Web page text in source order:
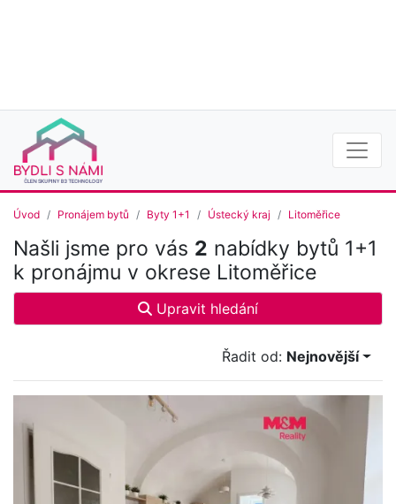
Úvod Pronájem bytů Byty 1+1 Ústecký kraj Litoměřice
Našli jsme pro vás 2 nabídky bytů 1+1
k pronájmu v okrese Litoměřice
Upravit hledání
Řadit od: Nejnovější